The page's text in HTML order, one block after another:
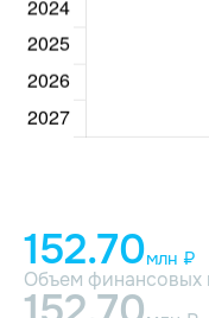
152.70млн ₽
Объем финансовых